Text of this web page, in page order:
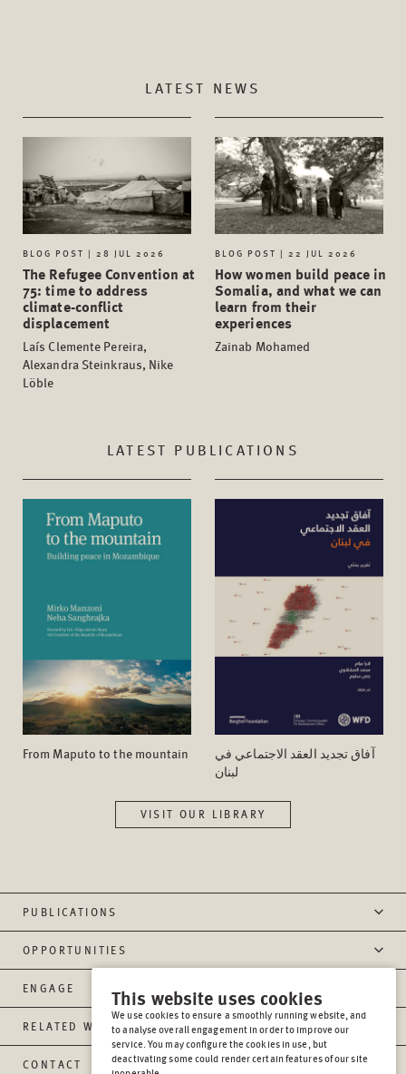
LATEST NEWS
BLOG POST | 28 JUL 2026
The Refugee Convention at
75: time to address
climate-conflict
displacement
Laís Clemente Pereira,
Alexandra Steinkraus, Nike
Löble
BLOG POST | 22 JUL 2026
How women build peace in
Somalia, and what we can
learn from their
experiences
Zainab Mohamed
LATEST PUBLICATIONS
From Maputo to the mountain
آفاق تجدید العقد الاجتماعي في
لبنان
VISIT OUR LIBRARY
PUBLICATIONS
OPPORTUNITIES
ENGAGE
RELATED WEBSITES
CONTACT
This website uses cookies
We use cookies to ensure a smoothly running website, and
to analyse overall engagement in order to improve our
service. You may configure the cookies in use, but
deactivating some could render certain features of our site